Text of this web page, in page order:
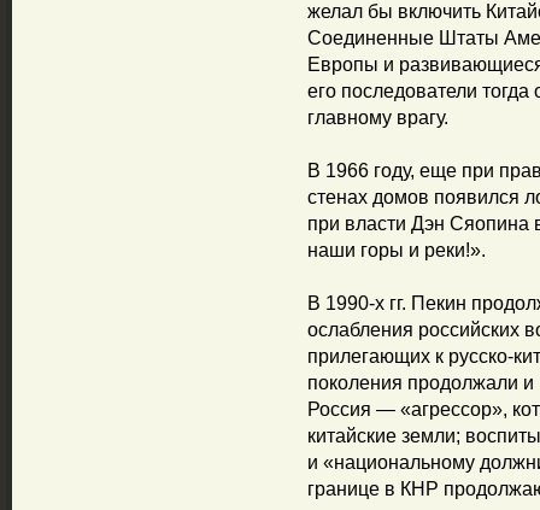
желал бы включить
Соединенные Штаты
Европы и
его последователи
главному врагу.
В 1966 году, еще при
стенах домов появился
при власти Дэн
наши горы и реки!».
В 1990-х гг. Пекин
ослабления российских
прилегающих к русско-
поколения продолжали и
Россия — «агрессор»,
китайские земли;
и «национальному
границе в КНР